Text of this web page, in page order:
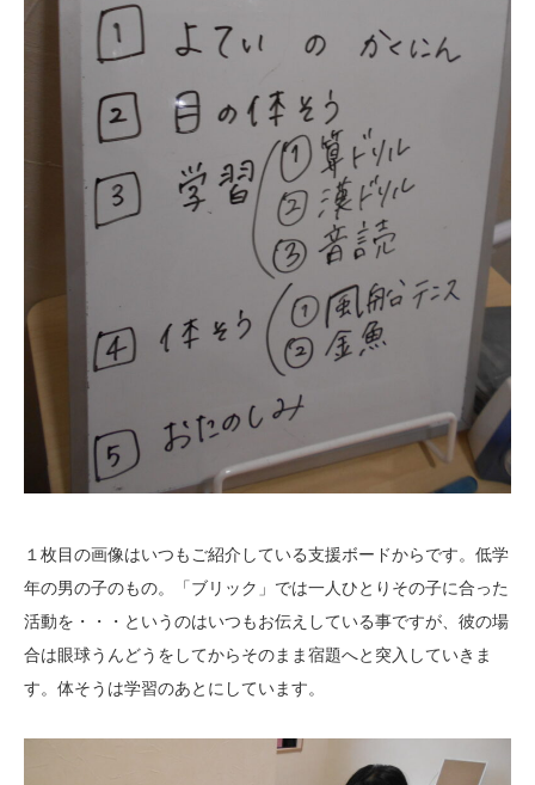
１枚目の画像はいつもご紹介している支援ボードからです。低学
年の男の子のもの。「ブリック」では一人ひとりその子に合った
活動を・・・というのはいつもお伝えしている事ですが、彼の場
合は眼球うんどうをしてからそのまま宿題へと突入していきま
す。体そうは学習のあとにしています。